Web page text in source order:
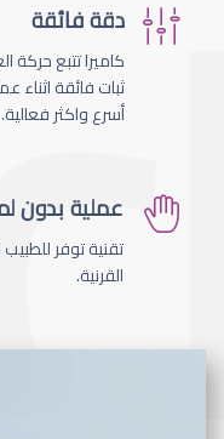
دقة فائقة
ثبات فائقة اثناء
أسرع واكثر فعالية.
عملية بدون
تقنية توفر
القرنية.